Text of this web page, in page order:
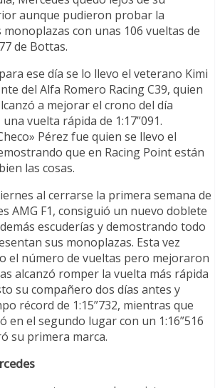
aunque pudieron probar la
monoplazas con unas 106 vueltas de
de Bottas.
ese día se lo llevo el veterano Kimi
del Alfa Romero Racing C39, quien
a mejorar el crono del día
vuelta rápida de 1:17”091.
Pérez fue quien se llevo el
que en Racing Point están
las cosas.
al cerrarse la primera semana de
AMG F1, consiguió un nuevo doblete
escuderías y demostrando todo
sus monoplazas. Esta vez
el número de vueltas pero mejoraron
alcanzó romper la vuelta más rápida
su compañero dos días antes y
récord de 1:15”732, mientras que
en el segundo lugar con un 1:16”516
su primera marca.